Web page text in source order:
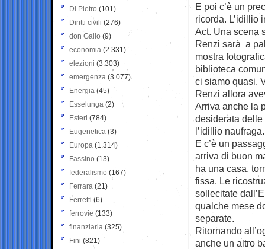
E poi c’è un
ricorda. L’idillio
Act. Una scena
Renzi sarà a
mostra
biblioteca
ci siamo quasi.
Renzi allora
Arriva anche la
desiderata
l’idillio naufraga.
E c’è un
arriva di buon
ha una casa,
fissa. Le
sollecitate
qualche mese
separate.
Ritornando
anche un altro
Di Pietro (101)
Diritti civili (276)
don Gallo (9)
economia (2.331)
elezioni (3.303)
emergenza (3.077)
Energia (45)
Esselunga (2)
Esteri (784)
Eugenetica (3)
Europa (1.314)
Fassino (13)
federalismo (167)
Ferrara (21)
Ferretti (6)
ferrovie (133)
finanziaria (325)
Fini (821)